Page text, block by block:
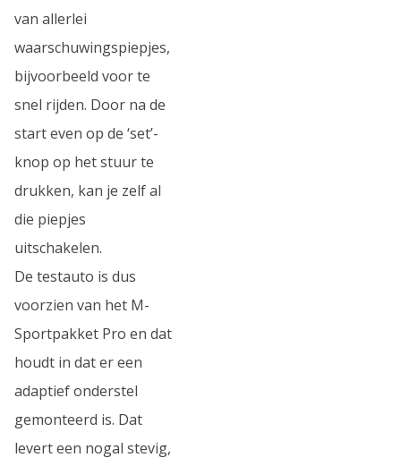
van allerlei
waarschuwingspiepjes,
bijvoorbeeld voor te
snel rijden. Door na de
start even op de ‘set’-
knop op het stuur te
drukken, kan je zelf al
die piepjes
uitschakelen.
De testauto is dus
voorzien van het M-
Sportpakket Pro en dat
houdt in dat er een
adaptief onderstel
gemonteerd is. Dat
levert een nogal stevig,